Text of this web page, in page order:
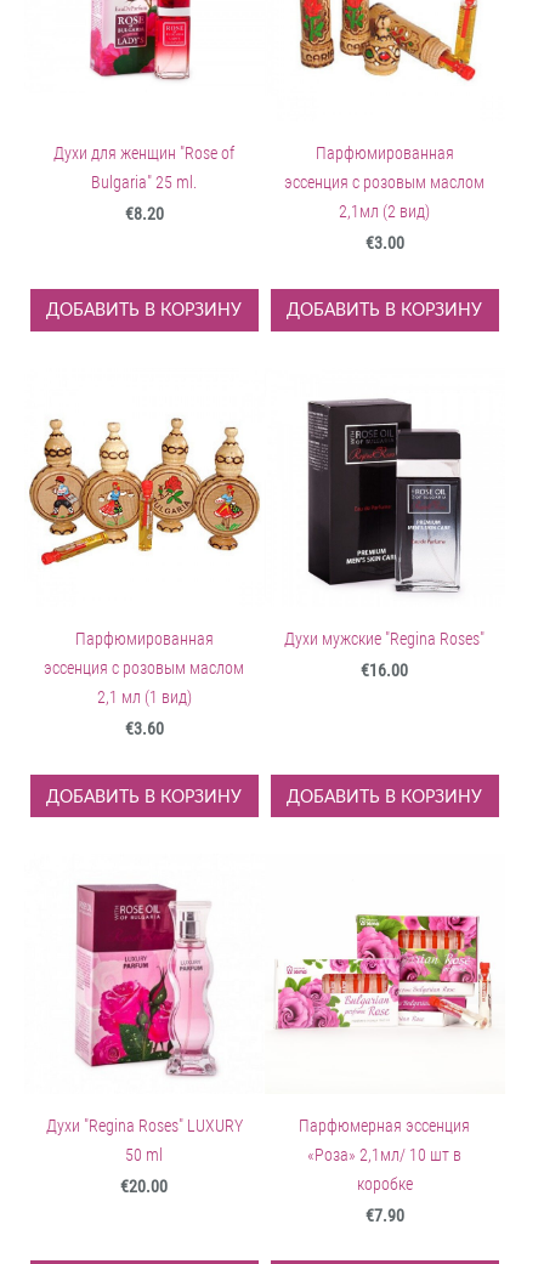
Духи для женщин "Rose of
Bulgaria" 25 ml.
€8.20
ДОБАВИТЬ В КОРЗИНУ
Парфюмированная
эcсенция с розовым маслом
2,1мл (2 вид)
€3.00
ДОБАВИТЬ В КОРЗИНУ
Парфюмированная
эcсенция с розовым маслом
2,1 мл (1 вид)
€3.60
ДОБАВИТЬ В КОРЗИНУ
Духи мужские "Regina Roses"
€16.00
ДОБАВИТЬ В КОРЗИНУ
Духи "Regina Roses" LUXURY
50 ml
€20.00
Парфюмерная эссенция
«Роза» 2,1мл/ 10 шт в
коробке
€7.90